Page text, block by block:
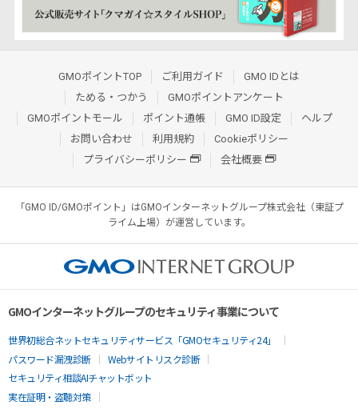
GMOポイントTOP ご利用ガイド
GMO IDとは
ためる・つかう
GMOポイントアンケート
GMOポイントモール
ポイント通帳 GMO ID設定
ヘルプ
お問い合わせ
利用規約
Cookieポリシー
プライバシーポリシー
会社概要
「GMO ID/GMOポイント」はGMOインターネットグループ株式会社（東証プ
ライム上場）が運営しています。
GMOインターネットグループのセキュリティ事業について
世界初総合ネットセキュリティサービス「GMOセキュリティ24」
パスワード漏洩診断
Webサイトリスク診断
セキュリティ相談AIチャットボット
実在証明・盗聴対策